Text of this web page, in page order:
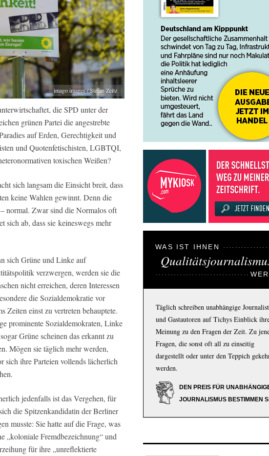
imago images / Stefan Zeitz
die SPD unter der
grünen Partei die angestrebte
auf Erden, Gerechtigkeit und
und Quotenfetischisten, LGBTQI,
toxischen Weißen?
sich langsam die Einsicht breit, dass
keine Wahlen gewinnt. Denn die
normal. Zwar sind die Normalos oft
sich ab, dass sie keineswegs mehr
sich Grüne und Linke auf
verzwergen, werden sie die
nicht erreichen, deren Interessen
die Sozialdemokratie vor
Zeiten einst zu vertreten behauptete.
prominente Sozialdemokraten, Linke
Grüne scheinen das erkannt zu
Mögen sie täglich mehr werden,
sich ihre Parteien vollends lächerlich
jedenfalls ist das Vergehen, für
die Spitzenkandidatin der Berliner
musste: Sie hatte auf die Frage, was
„koloniale Fremdbezeichnung“ und
für ihre „unreflektierte
WAS IST IHNEN
Täglich schreiben unabhängige
und Gastautoren auf Tichys Einblick
Meinung zu den Fragen der Zeit. Zu
Fragen, die sonst oft all zu einseitig
dargestellt oder unter den Teppich
werden.
DEN PREIS FÜR
JOURNALISMUS BESTIMMEN